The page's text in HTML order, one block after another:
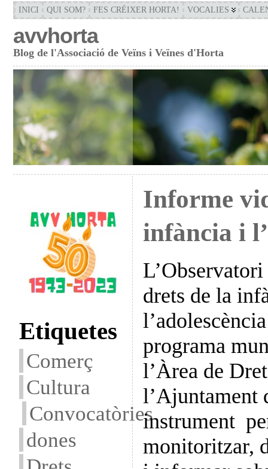
INICI QUI SOM? FES CRÉIXER HORTA! VOCALIES
avvhorta
Blog de l'Associació de Veïns i Veïnes d'Horta
Etiquetes
Comerç
Cultura
Convocatòries
dones
Informe
infància i
drets de la
programa
l’Àrea de
l’Ajuntament
instrument
monitoritzar,